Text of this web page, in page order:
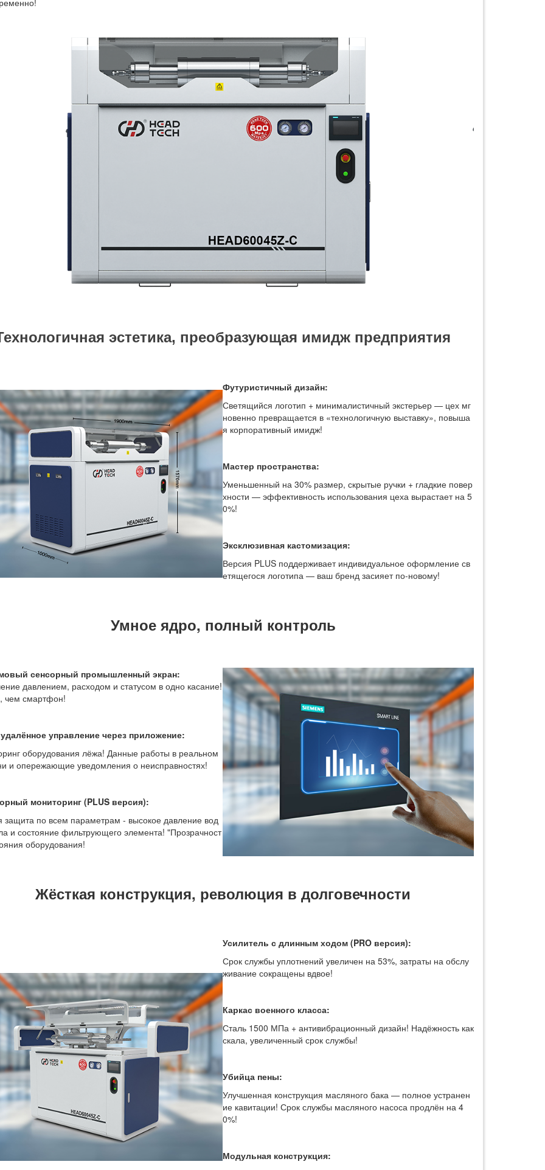
эстетика, преобразующая имидж предприятия
Футуристичный дизайн:
Светящийся логотип + минималистичный экстерьер — цех мг
новенно превращается в «технологичную выставку», повыша
я корпоративный имидж!
Мастер пространства:
Уменьшенный на 30% размер, скрытые ручки + гладкие повер
хности — эффективность использования цеха вырастает на 5
0%!
Эксклюзивная кастомизация:
Версия PLUS поддерживает индивидуальное оформление св
етящегося логотипа — ваш бренд засияет по-новому!
Умное ядро, полный контроль
сенсорный промышленный экран:
давлением, расходом и статусом в одно касание!
чем смартфон!
управление через приложение:
оборудования лёжа! Данные работы в реальном
и опережающие уведомления о неисправностях!
мониторинг(PLUS версия):
защита по всем параметрам - высокое давление вод
и состояние фильтрующего элемента! "Прозрачност
оборудования!
Жёсткая конструкция, революция в долговечности
Усилитель с длинным ходом (PRO версия):
Срок службы уплотнений увеличен на 53%, затраты на обслу
живание сокращены вдвое!
Каркас военного класса:
Сталь 1500 МПа + антивибрационный дизайн! Надёжность как
скала, увеличенный срок службы!
Убийца пены:
Улучшенная конструкция масляного бака — полное устранен
ие кавитации! Срок службы масляного насоса продлён на 4
0%!
Модульная конструкция: